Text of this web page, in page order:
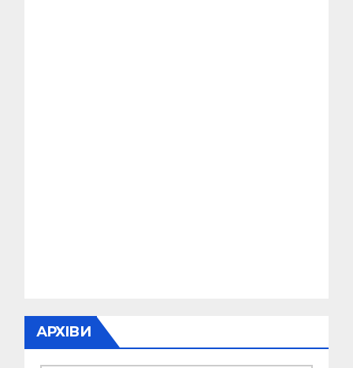
АРХІВИ